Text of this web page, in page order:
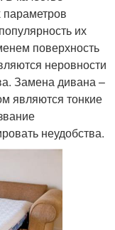
параметров
их
поверхность
неровности
Замена дивана –
являются тонкие
неудобства.